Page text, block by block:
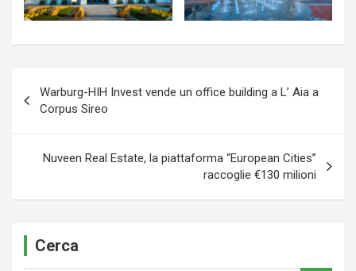
articoli
Warburg-HIH Invest vende un office building a L’ Aia a
Corpus Sireo
Nuveen Real Estate, la piattaforma “European Cities”
raccoglie €130 milioni
Cerca